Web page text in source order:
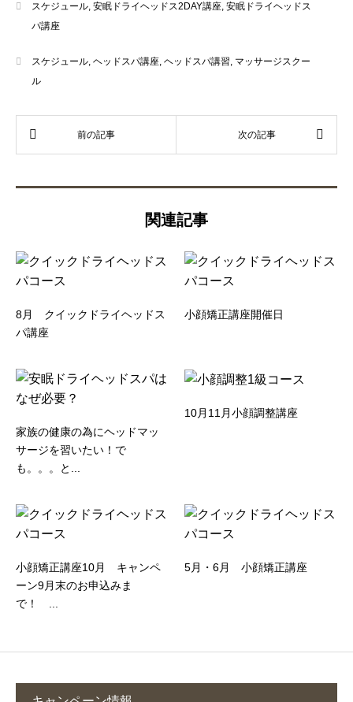
スケジュール, 安眠ドライヘッドス2DAY講座, 安眠ドライヘッドス
パ講座
スケジュール, ヘッドスパ講座, ヘッドスパ講習, マッサージスクー
ル
関連記事
8月 クイックドライヘッドス
パ講座
小顔矯正講座開催日
家族の健康の為にヘッドマッ
サージを習いたい！で
も。。。と...
10月11月小顔調整講座
小顔矯正講座10月 キャンペ
ーン9月末のお申込みま
で！ ...
5月・6月 小顔矯正講座